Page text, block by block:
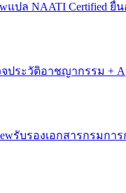
แปล NAATI Certified ยื่น
ประวัติอาชญากรรม +
รับรองเอกสารกรมกา